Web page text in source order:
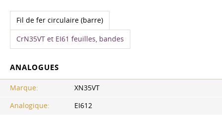
Fil de fer circulaire (barre)
CrN35VT et EI61 feuilles, bandes
ANALOGUES
Marque:
XN35VT
Analogique:
EI612